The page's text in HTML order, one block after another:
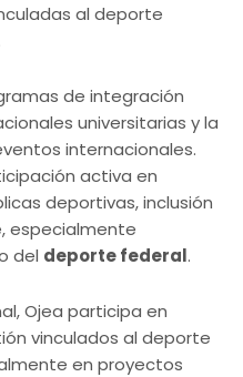
al deporte
de integración
universitarias y la
internacionales.
activa en
deportivas, inclusión
especialmente
del deporte federal.
Ojea participa en
vinculados al deporte
en proyectos